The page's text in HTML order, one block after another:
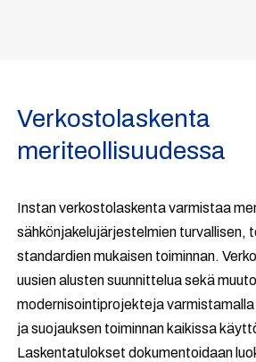
Verkostolaskenta
meriteollisuudessa
Instan verkostolaskenta varmistaa
sähkönjakelujärjestelmien turvallisen,
standardien mukaisen toiminnan.
uusien alusten suunnittelua sekä
modernisointiprojekteja
ja suojauksen toiminnan kaikissa
Laskentatulokset dokumentoidaan